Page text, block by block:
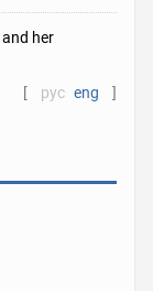
her
[ рус eng ]